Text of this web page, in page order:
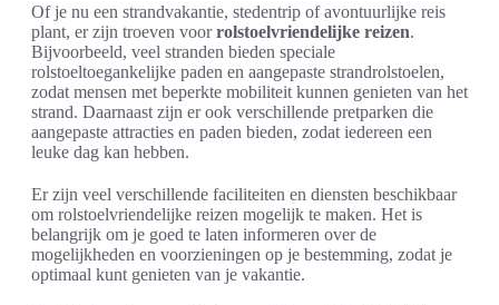
Of je nu een strandvakantie, stedentrip of avontuurlijke reis
plant, er zijn troeven voorrolstoelvriendelijke reizen.
Bijvoorbeeld, veel stranden bieden speciale
rolstoeltoegankelijke paden en aangepaste strandrolstoelen,
zodat mensen met beperkte mobiliteit kunnen genieten van het
strand. Daarnaast zijn er ook verschillende pretparken die
aangepaste attracties en paden bieden, zodat iedereen een
leuke dag kan hebben.
Er zijn veel verschillende faciliteiten en diensten beschikbaar
om rolstoelvriendelijke reizen mogelijk te maken. Het is
belangrijk om je goed te laten informeren over de
mogelijkheden en voorzieningen op je bestemming, zodat je
optimaal kunt genieten van je vakantie.